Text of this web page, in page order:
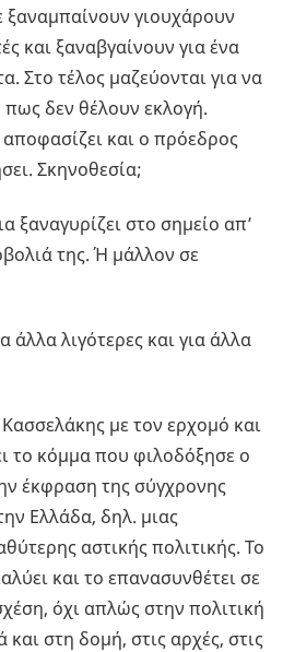
ξαναμπαίνουν γιουχάρουν
και ξαναβγαίνουν για ένα
Στο τέλος μαζεύονται για να
δεν θέλουν εκλογή.
αποφασίζει και ο πρόεδρος
Σκηνοθεσία;
ξαναγυρίζει στο σημείο απ’
της. Ή μάλλον σε
άλλα λιγότερες και για άλλα
με τον ερχομό και
το κόμμα που φιλοδόξησε ο
έκφραση της σύγχρονης
Ελλάδα, δηλ. μιας
αστικής πολιτικής. Το
και το επανασυνθέτει σε
όχι απλώς στην πολιτική
στη δομή, στις αρχές, στις